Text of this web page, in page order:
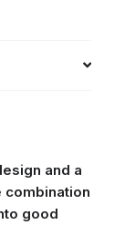
and a
combination
good